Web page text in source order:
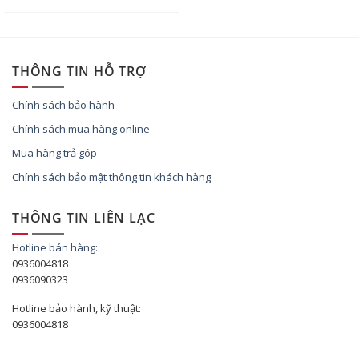
THÔNG TIN HỖ TRỢ
Chính sách bảo hành
Chính sách mua hàng online
Mua hàng trả góp
Chính sách bảo mật thông tin khách hàng
THÔNG TIN LIÊN LẠC
Hotline bán hàng:
0936004818
0936090323
Hotline bảo hành, kỹ thuật:
0936004818